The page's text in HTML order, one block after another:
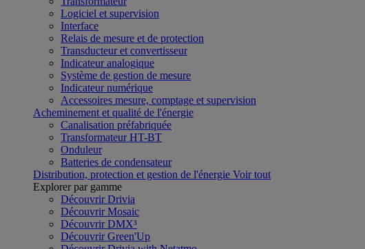
Logiciel et supervision
Interface
Relais de mesure et de protection
Transducteur et convertisseur
Indicateur analogique
Système de gestion de mesure
Indicateur numérique
Accessoires mesure, comptage et supervision
Acheminement et qualité de l'énergie
Canalisation préfabriquée
Transformateur HT-BT
Onduleur
Batteries de condensateur
Distribution, protection et gestion de l'énergie Voir tout
Explorer par gamme
Découvrir Drivia
Découvrir Mosaic
Découvrir DMX³
Découvrir Green'Up